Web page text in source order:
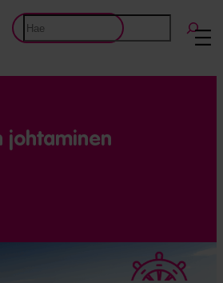
Etsi
johtaminen